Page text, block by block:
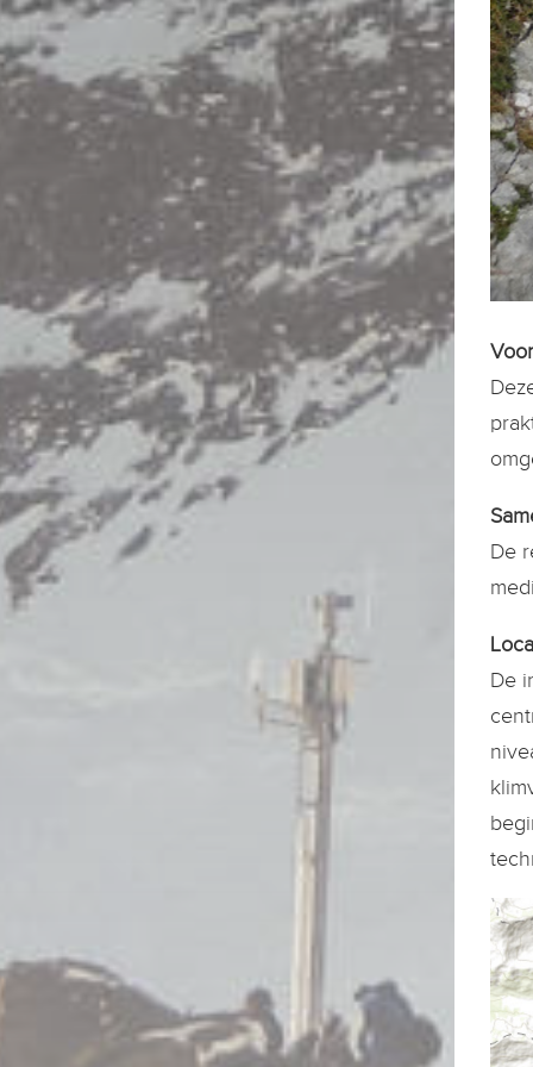
De
De